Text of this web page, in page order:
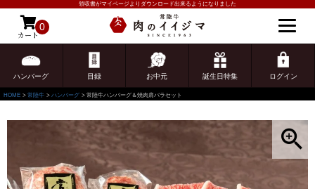
領収書がマイページよりダウンロード出来るようになりました
カート
0
ハンバーグ 目録 お中元 誕生日特集 ログイン
ゲスト 様こんにちは
ログイン
HOME 常陸牛 ハンバーグ 常陸牛ハンバーグ＆焼肉肩バラセット